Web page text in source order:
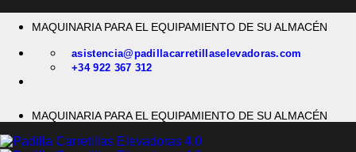
MAQUINARIA PARA EL EQUIPAMIENTO DE SU ALMACÉN
asistencia@padillacarretillaselevadoras.com
+34 922 367 312
MAQUINARIA PARA EL EQUIPAMIENTO DE SU ALMACÉN